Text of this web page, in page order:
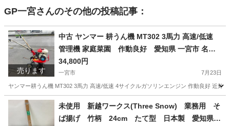
GP一宮さんのその他の投稿記事：
売ります
中古 ヤンマー 耕うん機 MT302 3馬力 高速/低速
管理機 家庭菜園 作動良好 愛知県 一宮市 名古
屋 稲沢 江南 岩倉 岐阜 羽島 各務ヶ原 三重 愛知 グ
ッドプライス一宮
34,800円
一宮市 7月23日
ヤンマー耕うん機 MT302 3馬力 高速/低速 4サイクルガソリンエンジン 作動良好 近
愛知 一宮市 その他 耕うん機
未使用 新越ワークス(Three Snow) 業務用 そ
ば揚げ 竹柄 24cm たて型 日本製 愛知県